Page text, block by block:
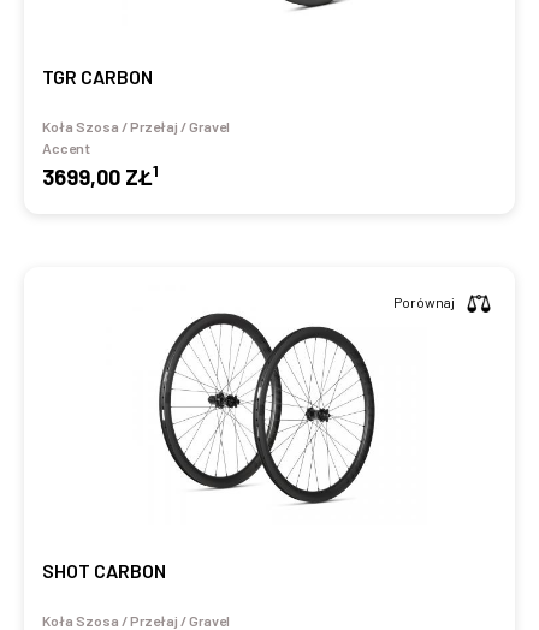
TGR CARBON
Koła Szosa / Przełaj / Gravel
Accent
3699,00 ZŁ1
SHOT CARBON
Koła Szosa / Przełaj / Gravel
Porównaj